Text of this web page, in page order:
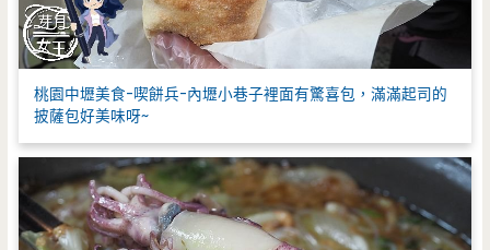
桃園中壢美食-喫餅兵-內壢小巷子裡面有驚喜包，滿滿起司的
披薩包好美味呀~